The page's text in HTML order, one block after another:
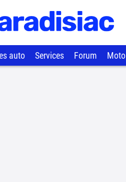
auto Services Forum Moto